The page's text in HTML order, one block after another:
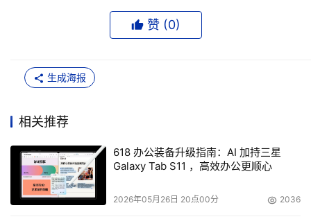
立基于CRM系统的、规范的、科学的、以客户为中心的企
业运营流程。在方案设计过程中，CRM咨询顾问将运用在
信息，重新进行流程规划调整。
署过程中，咨询顾问将根据方案设计中规定的企业运营流
程、工作传递关系、企业组织结构以及企业经营产品的特点
等将基础数据录入或导入到系统，指导企业建立协调统一的
赞 (0)
生成海报
相关推荐
618 办公装备升级指南：AI 加持三星
Galaxy Tab S11 ，高效办公更顺心
2026年05月26日 20点00分 2036